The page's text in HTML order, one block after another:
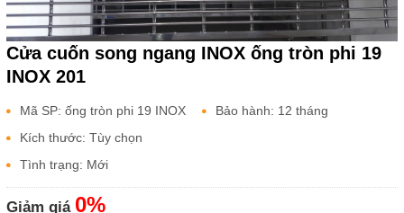
Cửa cuốn song ngang INOX ống tròn phi 19
INOX 201
Mã SP: ống tròn phi 19 INOX
201
Bảo hành: 12 tháng
Kích thước: Tùy chọn
Tình trạng: Mới
Giảm giá 0%